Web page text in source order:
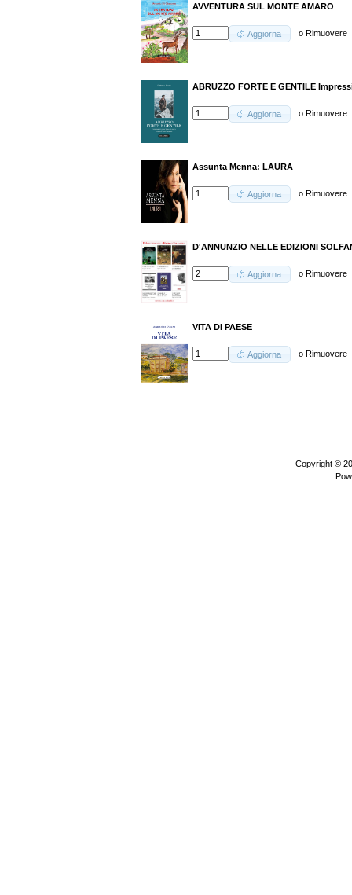
AVVENTURA SUL MONTE AMARO
Aggiorna oRimuovere
ABRUZZO FORTE E GENTILE
Aggiorna oRimuovere
Assunta Menna: LAURA
Aggiorna oRimuovere
D'ANNUNZIO NELLE EDIZIONI
Aggiorna oRimuovere
VITA DI PAESE
Aggiorna oRimuovere
Copyright ©